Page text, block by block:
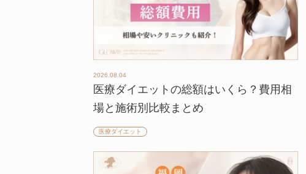
2026.08.04
医療ダイエットの総額はいくら？費用相
場と施術別比較まとめ
医療ダイエット